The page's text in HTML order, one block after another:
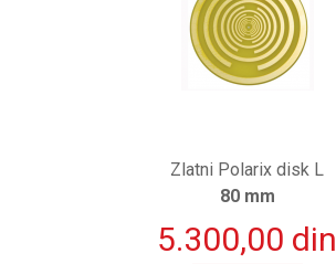
Zlatni Polarix disk L
80 mm
5.300,00 din